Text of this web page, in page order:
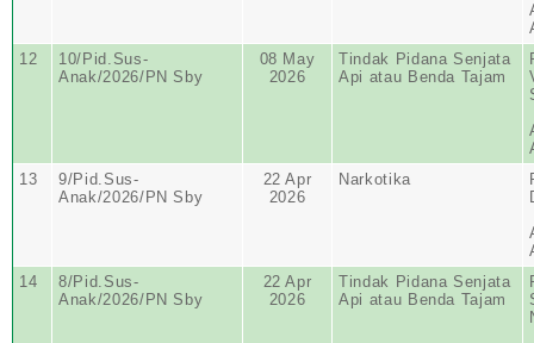
12
10/Pid.Sus-
Anak/2026/PN Sby
08 May
2026
Tindak Pidana Senjata
Api atau Benda Tajam
13
9/Pid.Sus-
Anak/2026/PN Sby
22 Apr
2026
Narkotika
14
8/Pid.Sus-
Anak/2026/PN Sby
22 Apr
2026
Tindak Pidana Senjata
Api atau Benda Tajam